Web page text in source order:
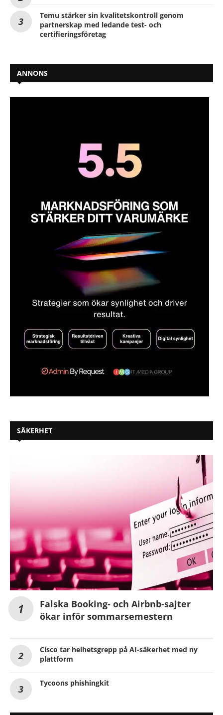
Temu stärker sin kvalitetskontroll genom
partnerskap med ledande test- och
certifieringsföretag
ANNONS
SÄKERHET
Falska Booking- och Airbnb-sajter
ökar inför sommarsemestern
Cisco tar helhetsgrepp på AI-säkerhet med ny
plattform
Tycoons phishingkit